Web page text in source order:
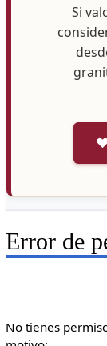
Si
Error de
No tienes